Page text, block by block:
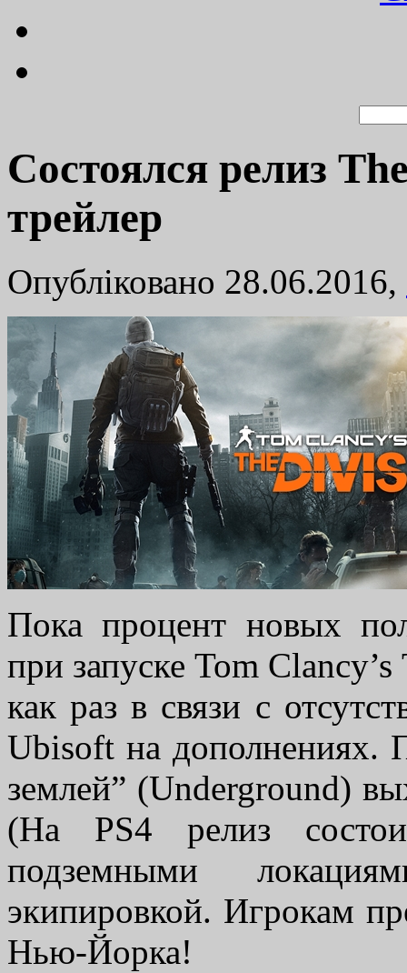
Состоялся релиз
трейлер
Опубліковано 28.06.2016,
Пока процент новых
при запуске Tom
как раз в связи с
Ubisoft на
землей” (Underground)
(На PS4 релиз
подземными
экипировкой. Игрокам
Нью-Йорка!